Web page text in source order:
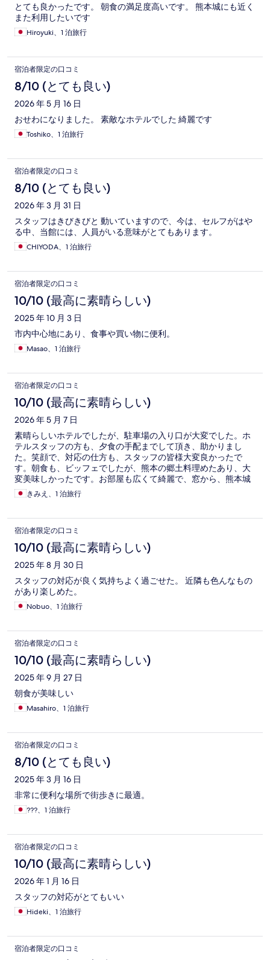
とても良かったです。 朝食の満足度高いです。 熊本城にも近く
また利用したいです
Hiroyuki、1 泊旅行
宿泊者限定の口コミ
8/10 (とても良い)
2026 年 5 月 16 日
おせわになりました。 素敵なホテルでした 綺麗です
Toshiko、1 泊旅行
宿泊者限定の口コミ
8/10 (とても良い)
2026 年 3 月 31 日
スタッフはきびきびと 動いていますので、今は、セルフがはや
る中、当館には、人員がいる意味がとてもあります。
CHIYODA、1 泊旅行
宿泊者限定の口コミ
10/10 (最高に素晴らしい)
2025 年 10 月 3 日
市内中心地にあり、食事や買い物に便利。
Masao、1 泊旅行
宿泊者限定の口コミ
10/10 (最高に素晴らしい)
2026 年 5 月 7 日
素晴らしいホテルでしたが、駐車場の入り口が大変でした。ホ
テルスタッフの方も、夕食の手配までして頂き、助かりまし
た。笑顔で、対応の仕方も、スタッフの皆様大変良かったで
す。朝食も、ビッフェでしたが、熊本の郷土料理めたあり、大
変美味しかったです。お部屋も広くて綺麗で、窓から、熊本城
が見えました。また、宿泊したいです。ありがとうございまし
た。
きみえ、1 泊旅行
宿泊者限定の口コミ
10/10 (最高に素晴らしい)
2025 年 8 月 30 日
スタッフの対応が良く気持ちよく過ごせた。 近隣も色んなもの
があり楽しめた。
Nobuo、1 泊旅行
宿泊者限定の口コミ
10/10 (最高に素晴らしい)
2025 年 9 月 27 日
朝食が美味しい
Masahiro、1 泊旅行
宿泊者限定の口コミ
8/10 (とても良い)
2025 年 3 月 16 日
非常に便利な場所で街歩きに最適。
???、1 泊旅行
宿泊者限定の口コミ
10/10 (最高に素晴らしい)
2026 年 1 月 16 日
スタッフの対応がとてもいい
Hideki、1 泊旅行
宿泊者限定の口コミ